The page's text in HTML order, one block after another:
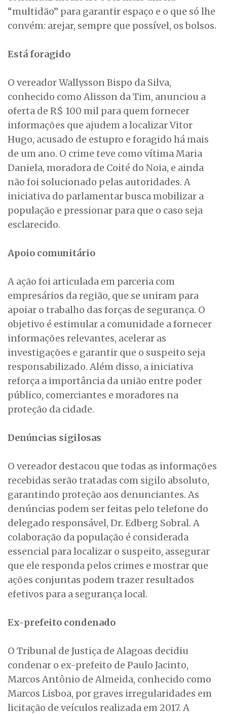
“multidão” para garantir espaço e o que só lhe
convém: arejar, sempre que possível, os bolsos.
Está foragido
O vereador Wallysson Bispo da Silva,
conhecido como Alisson da Tim, anunciou a
oferta de R$ 100 mil para quem fornecer
informações que ajudem a localizar Vitor
Hugo, acusado de estupro e foragido há mais
de um ano. O crime teve como vítima Maria
Daniela, moradora de Coité do Noia, e ainda
não foi solucionado pelas autoridades. A
iniciativa do parlamentar busca mobilizar a
população e pressionar para que o caso seja
esclarecido.
Apoio comunitário
A ação foi articulada em parceria com
empresários da região, que se uniram para
apoiar o trabalho das forças de segurança. O
objetivo é estimular a comunidade a fornecer
informações relevantes, acelerar as
investigações e garantir que o suspeito seja
responsabilizado. Além disso, a iniciativa
reforça a importância da união entre poder
público, comerciantes e moradores na
proteção da cidade.
Denúncias sigilosas
O vereador destacou que todas as informações
recebidas serão tratadas com sigilo absoluto,
garantindo proteção aos denunciantes. As
denúncias podem ser feitas pelo telefone do
delegado responsável, Dr. Edberg Sobral. A
colaboração da população é considerada
essencial para localizar o suspeito, assegurar
que ele responda pelos crimes e mostrar que
ações conjuntas podem trazer resultados
efetivos para a segurança local.
Ex-prefeito condenado
O Tribunal de Justiça de Alagoas decidiu
condenar o ex-prefeito de Paulo Jacinto,
Marcos Antônio de Almeida, conhecido como
Marcos Lisboa, por graves irregularidades em
licitação de veículos realizada em 2017. A